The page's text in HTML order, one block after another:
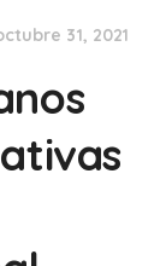
31, 2021